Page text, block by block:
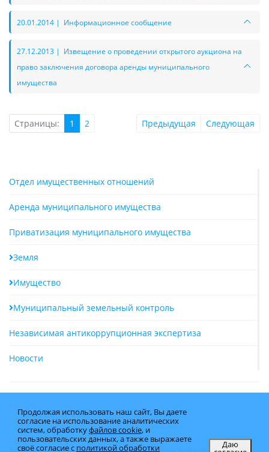
Отдел имущественных отношений
Аренда муниципального имущества
Приватизация муниципального имущества
Земля
Имущество
Муниципальный земельный контроль
Независимая антикоррупционная экспертиза
Новости
20.01.2014 | Информационное сообщение
27.12.2013 | Извещение о проведении открытого аукциона на
право заключения договора аренды муниципального
имущества
Страницы: 1 2 Предыдущая Следующая
Продолжая использовать наш сайт, Вы даете
согласие на использование аналитических
систем, обработкуфайлов cookie, и
пользовательских данных, а также выражаете
своё согласие с политикой обработки
Даю